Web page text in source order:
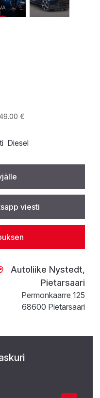
€
Diesel
viesti
Autoliike Nystedt,
Pietarsaari
Permonkaarre 125
68600 Pietarsaari